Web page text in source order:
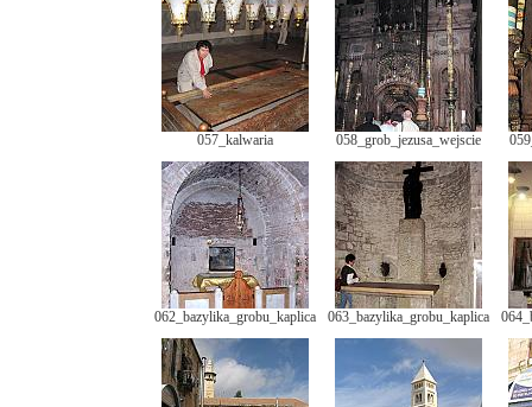
057_kalwaria 058_grob_jezusa_wejscie
062_bazylika_grobu_kaplica 063_bazylika_grobu_kaplica